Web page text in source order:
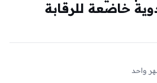
خاضعة للرقابة